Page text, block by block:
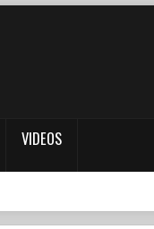
VIDEOS